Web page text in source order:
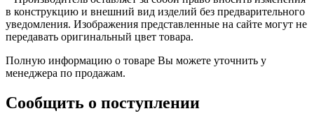
в конструкцию и внешний вид изделий без предварительного
уведомления. Изображения представленные на сайте могут не
передавать оригинальный цвет товара.
Полную информацию о товаре Вы можете уточнить у
менеджера по продажам.
Сообщить о поступлении